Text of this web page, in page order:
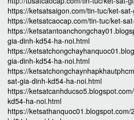
https://ketsatsaigon.com/tin-tuc/ket-
https://ketsatcaocap.com/tin-tuc/ket-
https://
gia-dinh-kd54-ha-noi.html
https://
gia-dinh-kd54-ha-noi.html
https://
sat-gia-dinh-kd54-ha-noi.html
https://
kd54-ha-noi.html
https://